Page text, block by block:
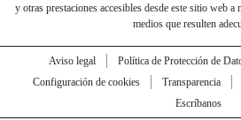
y otras prestaciones accesibles desde este sitio web a
medios que resulten
Aviso legal Política de Protección de
Configuración de cookies
Transparencia
Escríbanos